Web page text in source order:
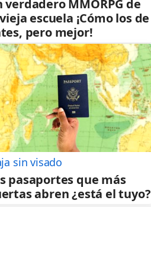
verdadero MMORPG de
escuela ¡Cómo los de
pero mejor!
sin visado
pasaportes que más
abren ¿está el tuyo?